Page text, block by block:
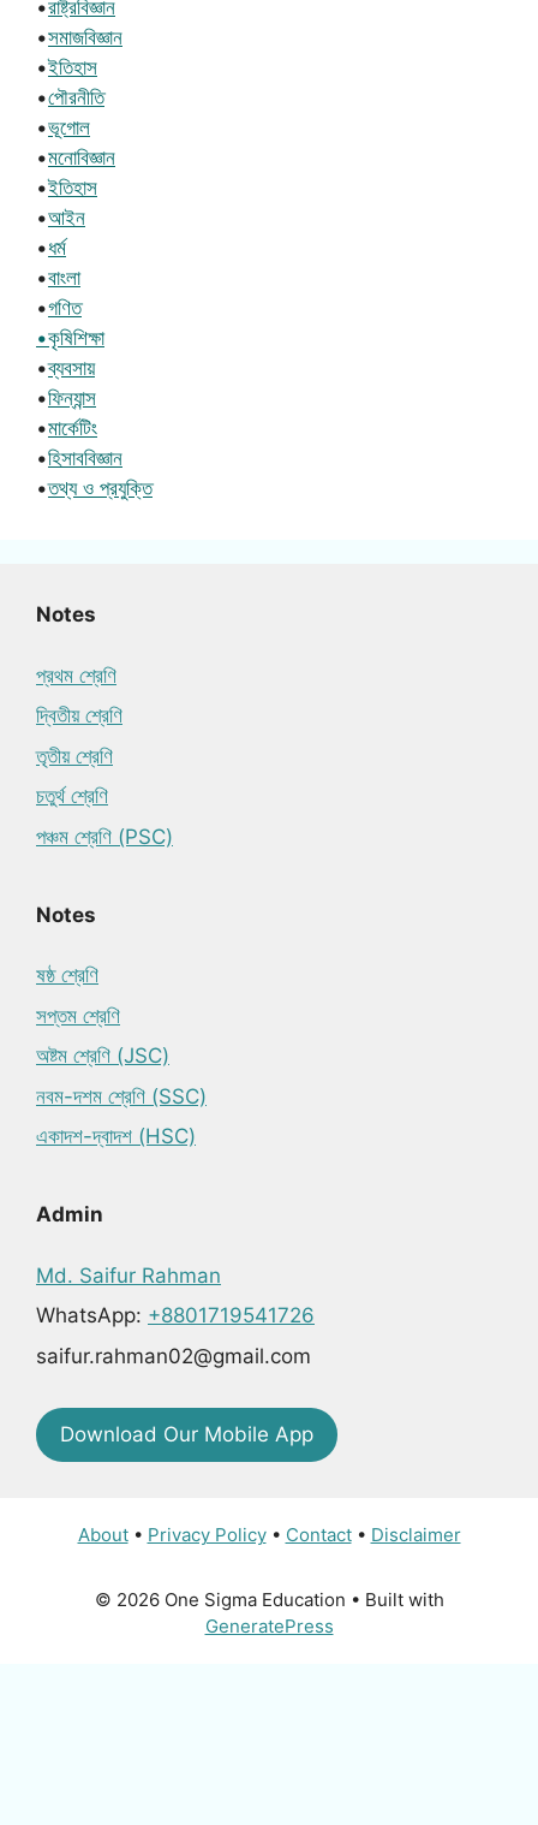
•রাষ্ট্রবিজ্ঞান
•সমাজবিজ্ঞান
•ইতিহাস
•পৌরনীতি
•ভূগোল
•মনোবিজ্ঞান
•ইতিহাস
•আইন
•ধর্ম
•বাংলা
•গণিত
•কৃষিশিক্ষা
•ব্যবসায়
•ফিন্যান্স
•মার্কেটিং
•হিসাববিজ্ঞান
•তথ্য ও প্রযুক্তি
Notes
প্রথম শ্রেণি
দ্বিতীয় শ্রেণি
তৃতীয় শ্রেণি
চতুর্থ শ্রেণি
পঞ্চম শ্রেণি (PSC)
Notes
ষষ্ঠ শ্রেণি
সপ্তম শ্রেণি
অষ্টম শ্রেণি (JSC)
নবম-দশম শ্রেণি (SSC)
একাদশ-দ্বাদশ (HSC)
Admin
Md. Saifur Rahman
WhatsApp: +8801719541726
saifur.rahman02@gmail.com
Download Our Mobile App
About• Privacy Policy• Contact• Disclaimer
© 2026 One Sigma Education • Built with
GeneratePress